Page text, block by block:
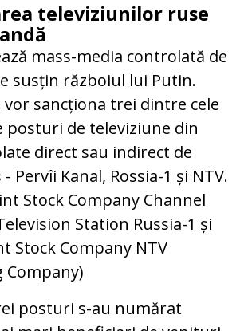
televiziunilor ruse
mass-media controlată de
susțin războiul lui Putin.
vor sancționa trei dintre cele
posturi de televiziune din
direct sau indirect de
Pervîi Kanal, Rossia-1 și NTV.
Stock Company Channel
Station Russia-1 și
Stock Company NTV
Company)
posturi s-au numărat